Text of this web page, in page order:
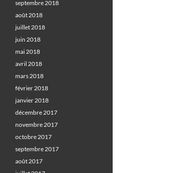
septembre 2018
août 2018
juillet 2018
juin 2018
mai 2018
avril 2018
mars 2018
février 2018
janvier 2018
décembre 2017
novembre 2017
octobre 2017
septembre 2017
août 2017